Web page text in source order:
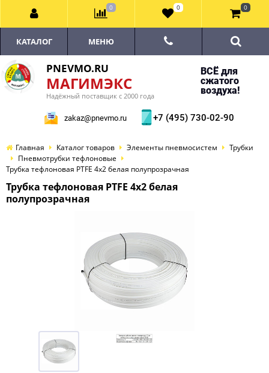
PNEVMO.RU
МАГИМЭКС
Надёжный поставщик с 2000 года
ВСЁ для
сжатого
воздуха!
zakaz@pnevmo.ru +7 (495) 730-02-90
КАТАЛОГ МЕНЮ
Главная Каталог товаров Элементы пневмосистем
Трубки
Пневмотрубки тефлоновые
Трубка тефлоновая PTFE 4х2 белая полупрозрачная
Трубка тефлоновая PTFE 4х2 белая
полупрозрачная
0 0 0